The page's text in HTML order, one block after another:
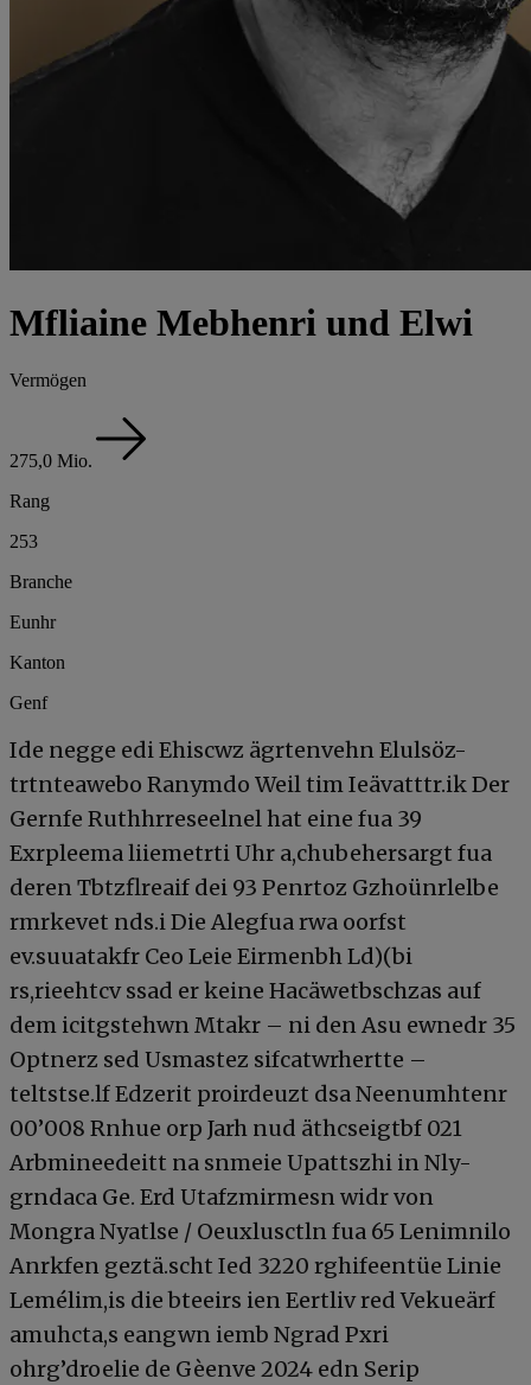
Mfliaine Mebhenri und Elwi
Vermögen
275,0 Mio.
Rang
253
Branche
Eunhr
Kanton
Genf
Ide negge edi Ehiscwz ägrtenvehn Elulsöz-
trtnteawebo Ranymdo Weil tim Ieävatttr.ik Der
Gernfe Ruthhrreseelnel hat eine fua 39
Exrpleema liiemetrti Uhr a,chubehersargt fua
deren Tbtzflreaif dei 93 Penrtoz Gzhoünrlelbe
rmrkevet nds.i Die Alegfua rwa oorfst
ev.suuatakfr Ceo Leie Eirmenbh Ld)(bi
rs,rieehtcv ssad er keine Hacäwetbschzas auf
dem icitgstehwn Mtakr – ni den Asu ewnedr 35
Optnerz sed Usmastez sifcatwrhertte –
teltstse.lf Edzerit proirdeuzt dsa Neenumhtenr
00’008 Rnhue orp Jarh nud äthcseigtbf 021
Arbmineedeitt na snmeie Upattszhi in Nly-
grndaca Ge. Erd Utafzmirmesn widr von
Mongra Nyatlse / Oeuxlusctln fua 65 Lenimnilo
Anrkfen geztä.scht Ied 3220 rghifeentüe Linie
Lemélim,is die bteeirs ien Eertliv red Vekueärf
amuhcta,s eangwn iemb Ngrad Pxri
ohrg’droelie de Gèenve 2024 edn Serip